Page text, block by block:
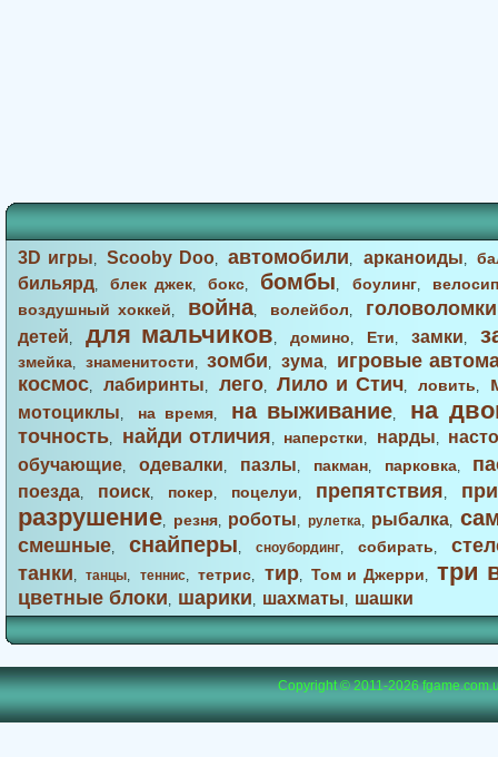
3D игры,Scooby Doo,автомобили, арканоиды,
бильярд,блек джек,бокс, бомбы, боулинг,
воздушный хоккей, война, волейбол, головоломки
детей, для мальчиков, домино, Ети, замки,
змейка, знаменитости,зомби, зума,
игровые
космос, лабиринты, лего,Лило и Стич,ловить,
мотоциклы, на время, на выживание, на
точность, найди отличия, наперстки, нарды,
обучающие, одевалки, пазлы, пакман, парковка,
поезда, поиск, покер, поцелуи, препятствия,
разрушение, резня, роботы, рулетка, рыбалка,
смешные, снайперы, сноубординг, собирать,
танки,танцы, теннис,тетрис, тир,Том и Джерри, три
цветные блоки, шарики, шахматы, шашки
Copyright © 2011-2026